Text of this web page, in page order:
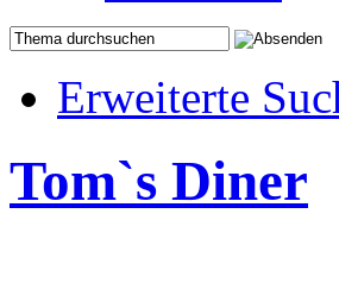
Erweiterte
Tom`s Diner